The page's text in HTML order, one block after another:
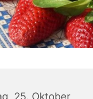
25. Oktober